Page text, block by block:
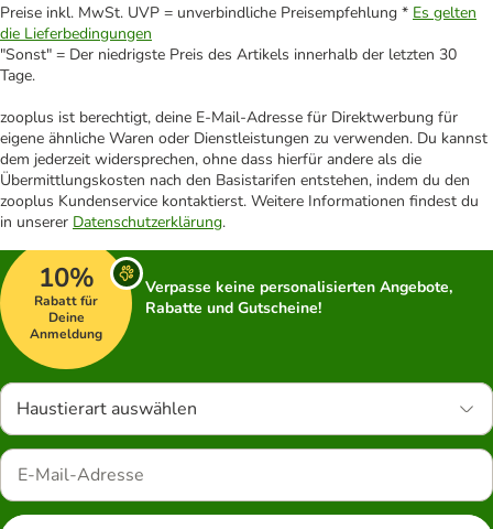
Preise inkl. MwSt. UVP = unverbindliche Preisempfehlung * Es gelten
die Lieferbedingungen
"Sonst" = Der niedrigste Preis des Artikels innerhalb der letzten 30
Tage.
zooplus ist berechtigt, deine E-Mail-Adresse für Direktwerbung für
eigene ähnliche Waren oder Dienstleistungen zu verwenden. Du kannst
dem jederzeit widersprechen, ohne dass hierfür andere als die
Übermittlungskosten nach den Basistarifen entstehen, indem du den
zooplus Kundenservice kontaktierst. Weitere Informationen findest du
in unserer Datenschutzerklärung.
10%
Rabatt für
Deine
Anmeldung
Verpasse keine personalisierten Angebote,
Rabatte und Gutscheine!
Haustierart auswählen